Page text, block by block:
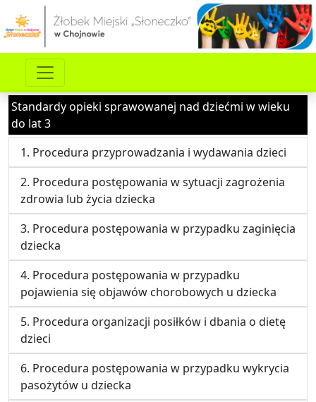
Standardy opieki sprawowanej nad dziećmi w wieku
do lat 3
1. Procedura przyprowadzania i wydawania dzieci
2. Procedura postępowania w sytuacji zagrożenia
zdrowia lub życia dziecka
3. Procedura postępowania w przypadku zaginięcia
dziecka
4. Procedura postępowania w przypadku
pojawienia się objawów chorobowych u dziecka
5. Procedura organizacji posiłków i dbania o dietę
dzieci
6. Procedura postępowania w przypadku wykrycia
pasożytów u dziecka